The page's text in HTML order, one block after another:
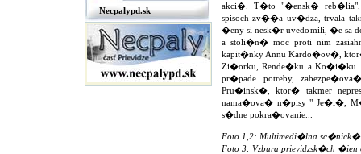
Necpalypd.sk
akci�. T�to "�ensk�
spisoch zv��a uv�dza, trvala
�eny si nesk�r uvedomili, �e sa
a stoli�n� moc proti nim
kapit�nky Annu Kardo�ov�,
Zi�orku, Rende�ku a Ko�i�ku.
pr�pade potreby,
Pru�insk�, ktor� takmer
nama�ova� n�pisy " Je�i�,
s�dne pokra�ovanie...
Foto 1,2: Multimedi�lna sc�nick�
Foto 3: Vzbura prievidzsk�ch